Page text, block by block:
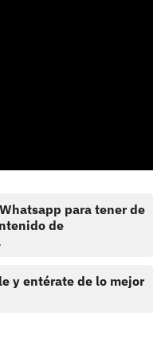
para tener de
de
y entérate de lo mejor